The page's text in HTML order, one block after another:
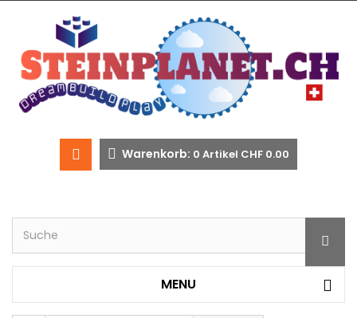
Warenkorb: 0 Artikel CHF 0.00
MENU